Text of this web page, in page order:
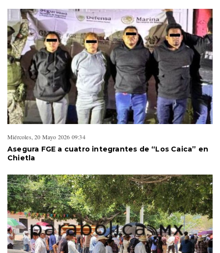
Miércoles, 20 Mayo 2026 09:34
Asegura FGE a cuatro integrantes de “Los Caica” en
Chietla